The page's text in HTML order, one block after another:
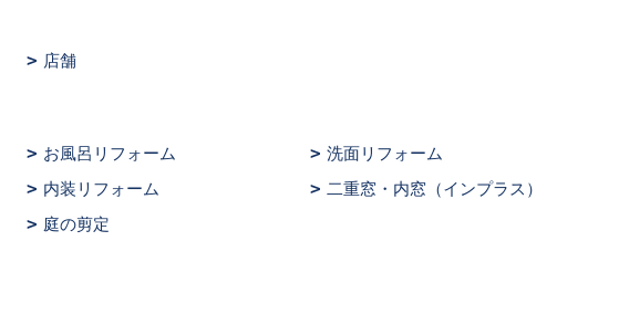
店舗
お風呂リフォーム
洗面リフォーム
内装リフォーム
二重窓・内窓（インプラス）
庭の剪定